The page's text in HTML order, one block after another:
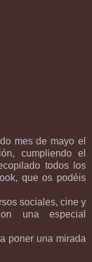
mes de mayo el
cumpliendo el
todos los
que os podéis
sociales, cine y
una especial
poner una mirada